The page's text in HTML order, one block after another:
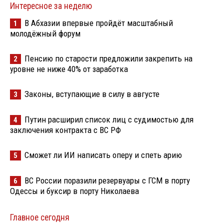
Интересное за неделю
1
В Абхазии впервые пройдёт масштабный
молодёжный форум
2
Пенсию по старости предложили закрепить на
уровне не ниже 40% от заработка
3 Законы, вступающие в силу в августе
4
Путин расширил список лиц с судимостью для
заключения контракта с ВС РФ
5 Сможет ли ИИ написать оперу и спеть арию
6
ВС России поразили резервуары с ГСМ в порту
Одессы и буксир в порту Николаева
Главное сегодня